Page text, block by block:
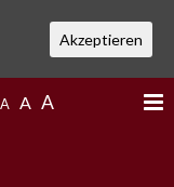
A A A
Akzeptieren